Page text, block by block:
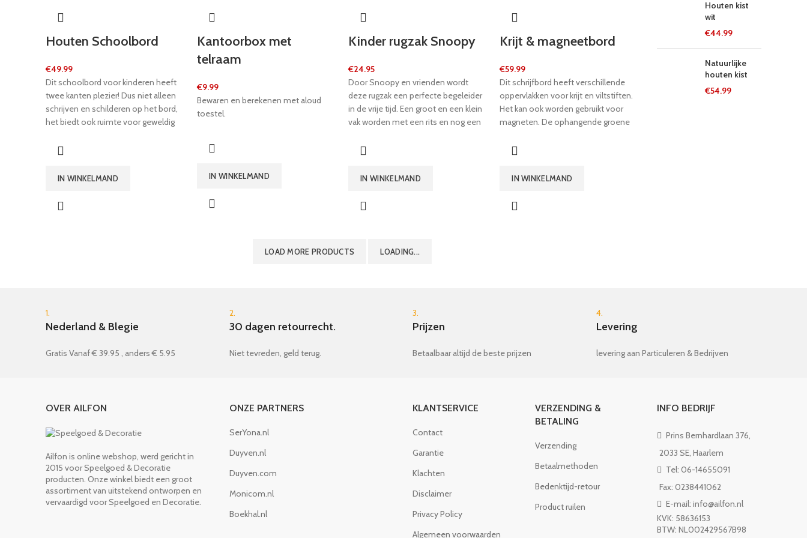
Houten kist
wit
€44.99
Natuurlijke
houten kist
€54.99
kijkvenster is een echte blikvanger op
Houten Schoolbord
€49.99
Dit schoolbord voor kinderen heeft
twee kanten plezier! Dus niet alleen
schrijven en schilderen op het bord,
het biedt ook ruimte voor geweldig
verstandig papierwerk brengen de
de kinderkamer! Een krijtbord aan één
het bord omgedraaid - je kunt
Negen panelen gemaakt van fijn
beukenhout helpen u de cijfers en het
gemaakt van gelakte houten kralen
IN WINKELMAND
Kantoorbox met
telraam
€9.99
Bewaren en berekenen met aloud
toestel.
IN WINKELMAND
Kinder rugzak Snoopy
€24.95
Door Snoopy en vrienden wordt
deze rugzak een perfecte begeleider
in de vrije tijd. Een groot en een klein
vak worden met een rits en nog een
De rugzakdraagbanden passen zich
lengte verstelbaar. De Peanuts met
blikvanger!
IN WINKELMAND
Krijt & magneetbord
€59.99
Dit schrijfbord heeft verschillende
oppervlakken voor krijt en viltstiften.
Het kan ook worden gebruikt voor
magneten. De ophangende groene
opslag. De spacers op de poten zijn
viltstift
IN WINKELMAND
LOAD MORE PRODUCTS LOADING...
1.
Nederland & Blegie
Gratis Vanaf € 39.95 , anders € 5.95
2.
30 dagen retourrecht.
Niet tevreden, geld terug.
3.
Prijzen
Betaalbaar altijd de beste prijzen
4.
Levering
levering aan Particuleren & Bedrijven
OVER AILFON
Ailfon is online webshop, werd gericht in
2015 voor Speelgoed & Decoratie
producten. Onze winkel biedt een groot
assortiment van uitstekend ontworpen en
vervaardigd voor Speelgoed en Decoratie.
ONZE PARTNERS
SerYona.nl
Duyven.nl
Duyven.com
Monicom.nl
Boekhal.nl
KLANTSERVICE
Contact
Garantie
Klachten
Disclaimer
Privacy Policy
Algemeen voorwaarden
VERZENDING &
BETALING
Verzending
Betaalmethoden
Bedenktijd-retour
Product ruilen
INFO BEDRIJF
Prins Bernhardlaan 376,
2033 SE, Haarlem
Tel: 06-14655091
Fax: 0238441062
E-mail: info@ailfon.nl
KVK: 58636153
BTW: NL002429567B98